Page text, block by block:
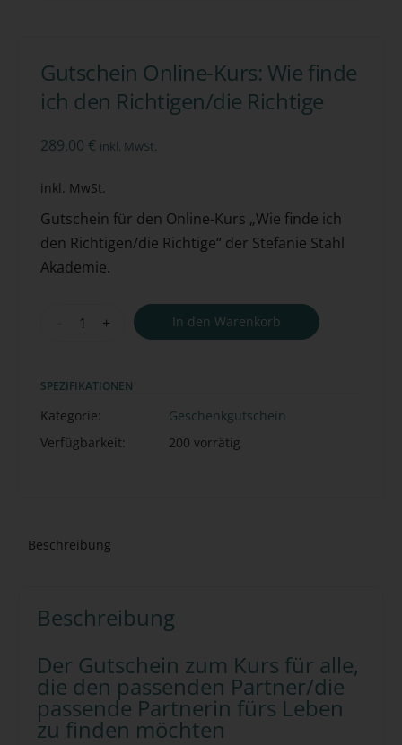
Gutschein Online-Kurs: Wie finde
ich den Richtigen/die Richtige
289,00 € inkl. MwSt.
inkl. MwSt.
Gutschein für den Online-Kurs „Wie finde ich
den Richtigen/die Richtige“ der Stefanie Stahl
Akademie.
+ In den Warenkorb
SPEZIFIKATIONEN
Kategorie:
Geschenkgutschein
Verfügbarkeit:
200 vorrätig
Beschreibung
Beschreibung
Der Gutschein zum Kurs für alle,
die den passenden Partner/die
passende Partnerin fürs Leben
zu finden möchten